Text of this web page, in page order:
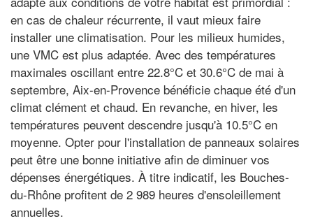
en cas de chaleur récurrente, il vaut mieux faire
installer une climatisation. Pour les milieux humides,
une VMC est plus adaptée. Avec des températures
maximales oscillant entre 22.8°C et 30.6°C de mai à
septembre, Aix-en-Provence bénéficie chaque été d'un
climat clément et chaud. En revanche, en hiver, les
températures peuvent descendre jusqu'à 10.5°C en
moyenne. Opter pour l'installation de panneaux solaires
peut être une bonne initiative afin de diminuer vos
dépenses énergétiques. À titre indicatif, les Bouches-
du-Rhône profitent de 2 989 heures d'ensoleillement
annuelles.